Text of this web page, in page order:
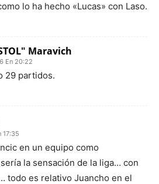
lo ha hecho «Lucas» con Laso.
Maravich
En 20:22
29 partidos.
17:35
en un equipo como
la sensación de la liga… con
todo es relativo Juancho en el